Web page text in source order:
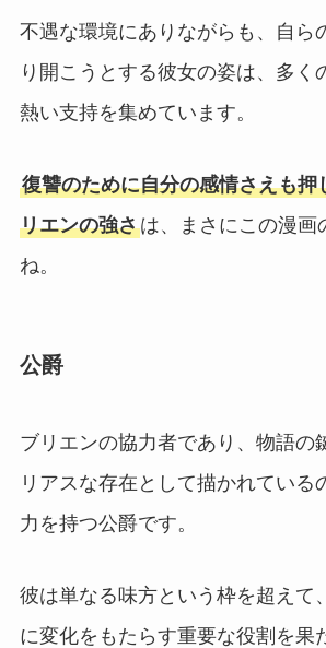
不遇な環境にありながらも、自ら
り開こうとする彼女の姿は、多く
熱い支持を集めています。
復讐のために自分の感情さえも押
リエンの強さは、まさにこの漫画
ね。
公爵
ブリエンの協力者であり、物語の
リアスな存在として描かれている
力を持つ公爵です。
彼は単なる味方という枠を超えて
に変化をもたらす重要な役割を果